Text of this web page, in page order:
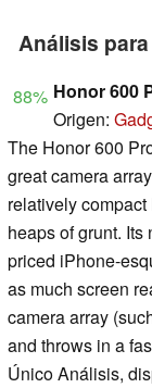
Análisis
88% Honor 600
Origen:
The Honor 600
great camera
relatively
heaps of grunt.
priced iPhone-
as much screen
camera array
and throws in a
Único Análisis,